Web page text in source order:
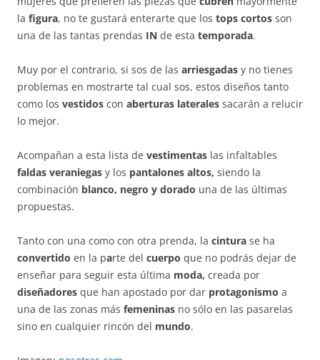
la figura, no te gustará enterarte que los tops cortos son
una de las tantas prendas IN de esta temporada.
Muy por el contrario, si sos de las arriesgadas y no tienes
problemas en mostrarte tal cual sos, estos diseños tanto
como los vestidos con aberturas laterales sacarán a relucir
lo mejor.
Acompañan a esta lista de vestimentas las infaltables
faldas veraniegas y los pantalones altos, siendo la
combinación blanco, negro y dorado una de las últimas
propuestas.
Tanto con una como con otra prenda, la cintura se ha
convertido en la parte del cuerpo que no podrás dejar de
enseñar para seguir esta última moda, creada por
diseñadores que han apostado por dar protagonismo a
una de las zonas más femeninas no sólo en las pasarelas
sino en cualquier rincón del mundo.